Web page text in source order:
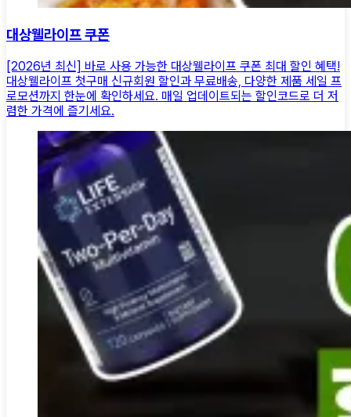
대상웰라이프 쿠폰
[2026년 최신] 바로 사용 가능한 대상웰라이프 쿠폰 최대 할인 혜택!
대상웰라이프 첫구매 신규회원 할인과 무료배송, 다양한 제품 세일 프
로모션까지 한눈에 확인하세요. 매일 업데이트되는 할인코드로 더 저
렴한 가격에 즐기세요.